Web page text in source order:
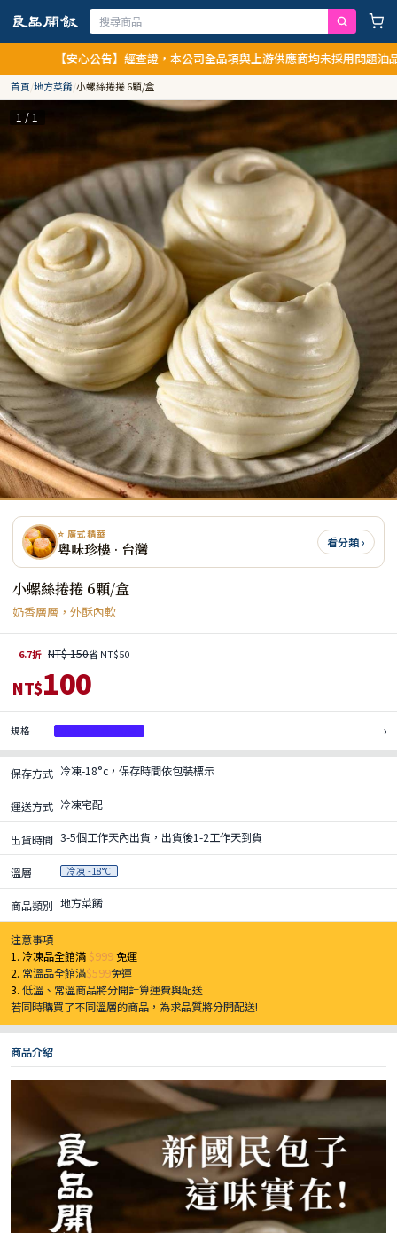
安心公告】經查證，本公司全品項與上游供應商均未採用問題油品，請安心
首頁/地方菜餚/小螺絲捲捲 6顆/盒
1 / 1
⭐ 廣式精華
粵味珍樓 · 台灣 看分類 ›
小螺絲捲捲 6顆/盒
奶香層層，外酥內軟
6.7折 NT$ 150省 NT$50
NT$100
規格 ›
保存方式 冷凍-18°c，保存時間依包裝標示
運送方式 冷凍宅配
出貨時間 3-5個工作天內出貨，出貨後1-2工作天到貨
溫層 冷凍 -18°C
商品類別 地方菜餚
注意事項
1. 冷凍品全館滿 $999免運
2. 常溫品全館滿$599免運
3.低溫、常溫商品將分開計算運費與配送
若同時購買了不同溫層的商品，為求品質將分開配送!
商品介紹